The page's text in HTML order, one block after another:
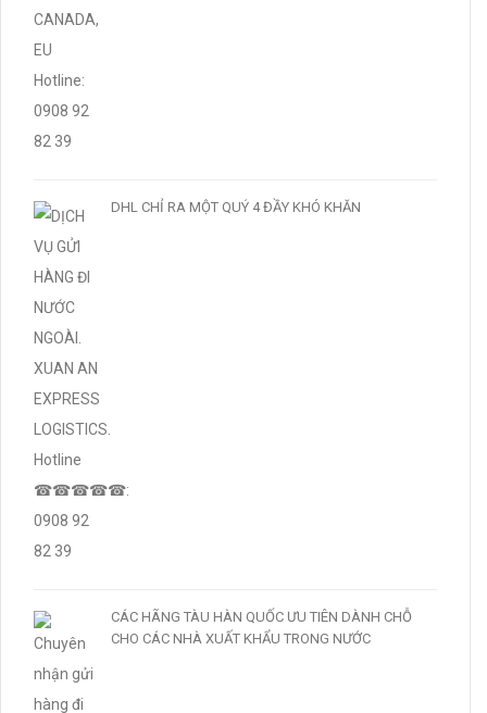
DHL CHỈ RA MỘT QUÝ 4 ĐẦY KHÓ KHĂN
CÁC HÃNG TÀU HÀN QUỐC ƯU TIÊN DÀNH CHỖ
CHO CÁC NHÀ XUẤT KHẨU TRONG NƯỚC